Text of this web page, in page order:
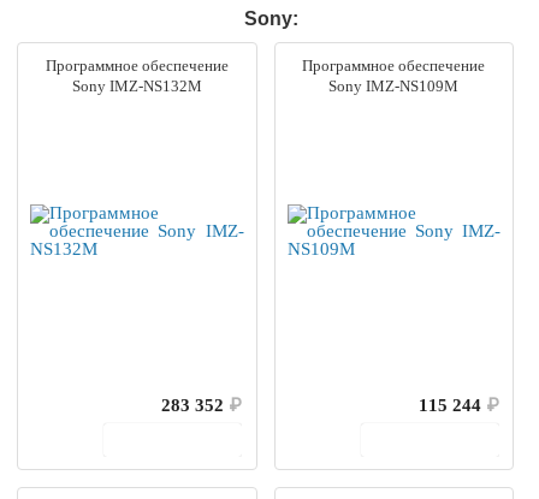
Sony:
Программное обеспечение
Sony IMZ-NS132M
283 352 ₽
Программное обеспечение
Sony IMZ-NS109M
115 244 ₽